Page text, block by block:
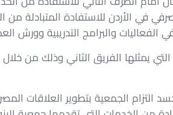
في الأردن للاستفادة المتبادلة
والبرامج التدريبية وورش
يمثلها الفريق الثاني وذلك من خلال
الجمعية بتطوير العلاقات